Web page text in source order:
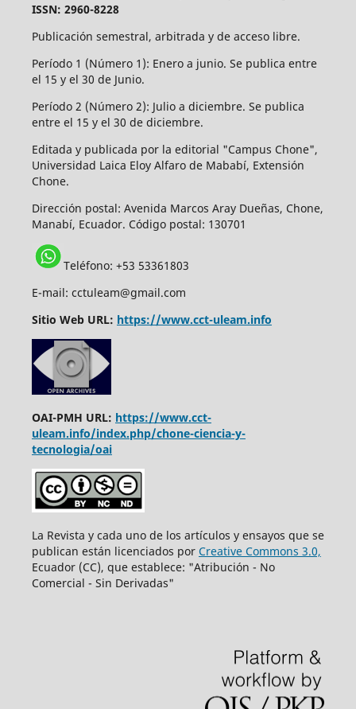
ISSN: 2960-8228
Publicación semestral, arbitrada y de acceso libre.
Período 1 (Número 1): Enero a junio. Se publica entre
el 15 y el 30 de Junio.
Período 2 (Número 2): Julio a diciembre. Se publica
entre el 15 y el 30 de diciembre.
Editada y publicada por la editorial "Campus Chone",
Universidad Laica Eloy Alfaro de Mababí, Extensión
Chone.
Dirección postal: Avenida Marcos Aray Dueñas, Chone,
Manabí, Ecuador. Código postal: 130701
Teléfono: +53 53361803
E-mail: cctuleam@gmail.com
Sitio Web URL: https://www.cct-uleam.info
OAI-PMH URL: https://www.cct-
uleam.info/index.php/chone-ciencia-y-
tecnologia/oai
La Revista y cada uno de los artículos y ensayos que se
publican están licenciados por Creative Commons 3.0,
Ecuador (CC), que establece: "Atribución - No
Comercial - Sin Derivadas"